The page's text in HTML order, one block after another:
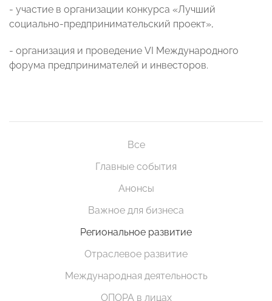
- участие в организации конкурса «Лучший
социально-предпринимательский проект»,
- организация и проведение VI Международного
форума предпринимателей и инвесторов.
Все
Главные события
Анонсы
Важное для бизнеса
Региональное развитие
Отраслевое развитие
Международная деятельность
ОПОРА в лицах